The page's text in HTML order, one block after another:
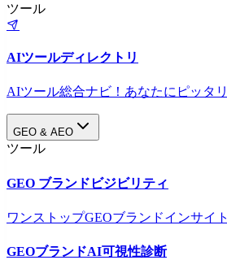
ツール
AIツールディレクトリ
AIツール総合ナビ！あなたにピッタ
GEO & AEO
ツール
GEO ブランドビジビリティ
ワンストップGEOブランドインサイト
GEOブランドAI可視性診断